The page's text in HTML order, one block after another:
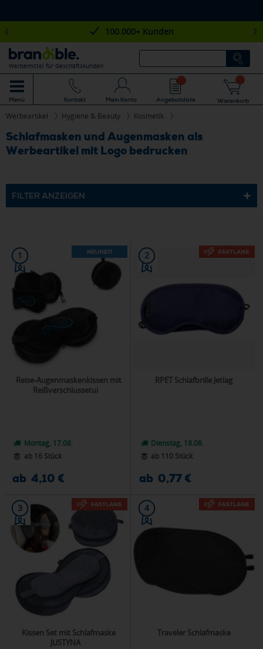
100.000+ Kunden
Werbemittel für Geschäftskunden
Menü Kontakt Mein Konto Angebotsliste Warenkorb
Werbeartikel Hygiene & Beauty Kosmetik
Schlafmasken und Augenmasken als
Werbeartikel mit Logo bedrucken
FILTER ANZEIGEN
1
Reise-Augenmaskenkissen mit
Reißverschlussetui
Montag, 17.08.
ab 16 Stück
ab 4,10 €
2
RPET Schlafbrille Jetlag
Dienstag, 18.08.
ab 110 Stück
ab 0,77 €
3
Kissen Set mit Schlafmaske
JUSTYNA
4
Traveler Schlafmaske